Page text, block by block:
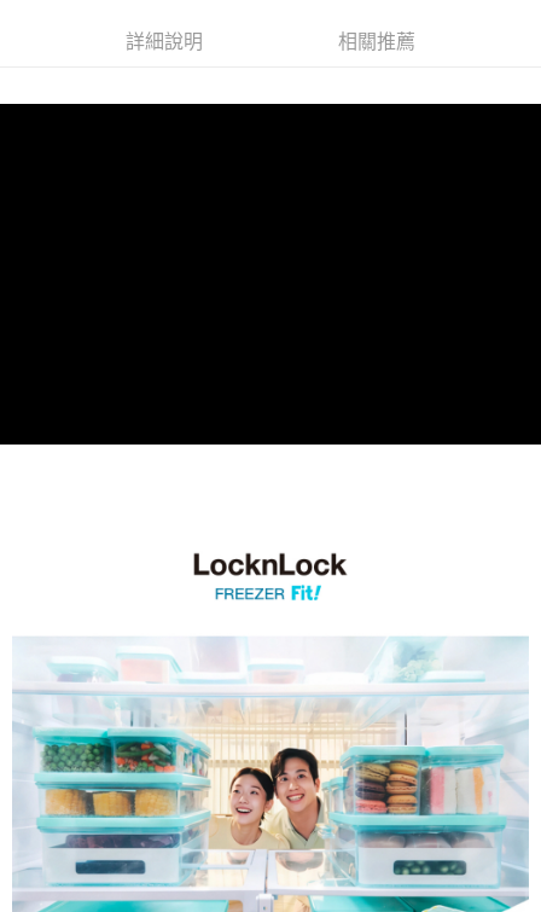
1.分期款項不併入電信帳單，「大哥付你分期」於每月結算日後寄送繳費提
詳細說明 相關推薦